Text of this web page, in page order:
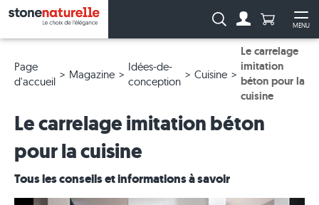
MENU
Recherche :Anzahl
Page
d'accueil
Magazine
Idées-de-
conception
Cuisine
Le carrelage
imitation
béton pour la
cuisine
Le carrelage imitation béton
pour la cuisine
Tous les conseils et informations à savoir